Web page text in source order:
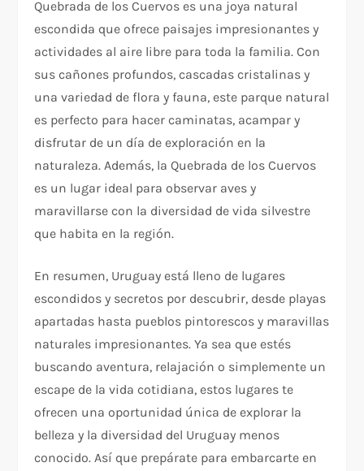
Quebrada de los Cuervos es una joya natural
escondida que ofrece paisajes impresionantes y
actividades al aire libre para toda la familia. Con
sus cañones profundos, cascadas cristalinas y
una variedad de flora y fauna, este parque natural
es perfecto para hacer caminatas, acampar y
disfrutar de un día de exploración en la
naturaleza. Además, la Quebrada de los Cuervos
es un lugar ideal para observar aves y
maravillarse con la diversidad de vida silvestre
que habita en la región.
En resumen, Uruguay está lleno de lugares
escondidos y secretos por descubrir, desde playas
apartadas hasta pueblos pintorescos y maravillas
naturales impresionantes. Ya sea que estés
buscando aventura, relajación o simplemente un
escape de la vida cotidiana, estos lugares te
ofrecen una oportunidad única de explorar la
belleza y la diversidad del Uruguay menos
conocido. Así que prepárate para embarcarte en